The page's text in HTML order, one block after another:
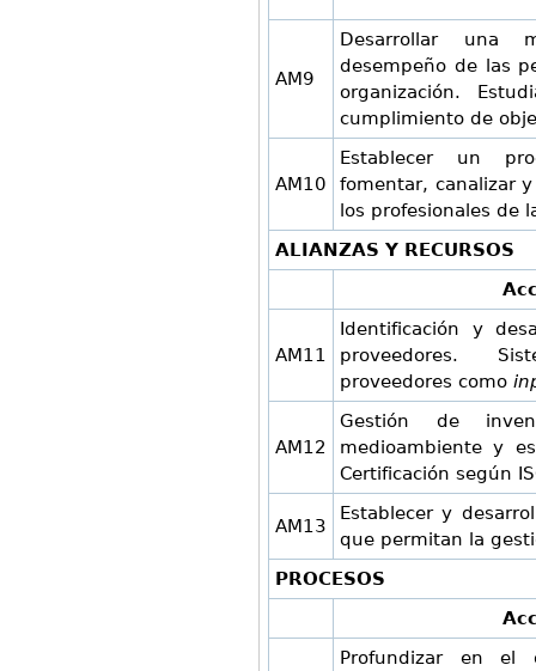
AM9
Desarrollar una
desempeño de las
organización.
cumplimiento de
AM10
Establecer un
fomentar, canalizar
los profesionales de
ALIANZAS Y RECURSOS
AM11
Identificación y
proveedores.
proveedores como
AM12
Gestión de
medioambiente y
Certificación según
AM13
Establecer y
que permitan la
PROCESOS
Profundizar en el